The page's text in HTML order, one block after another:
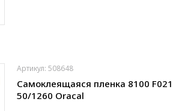
Артикул: 508648
Самоклеящаяся пленка 8100 F021
50/1260 Oracal